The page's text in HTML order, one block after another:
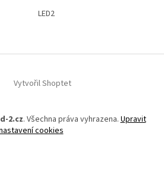
LED2
Vytvořil Shoptet
2.cz. Všechna práva vyhrazena.Upravit
cookies